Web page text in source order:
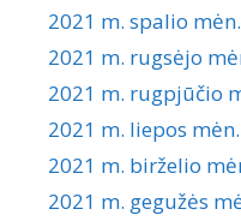
2021 m. spalio mėn.
2021 m. rugsėjo
2021 m. rugpjūčio
2021 m. liepos mėn.
2021 m. birželio
2021 m. gegužės